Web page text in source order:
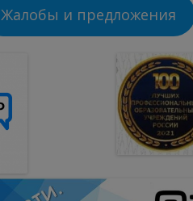
Жалобы и предложения